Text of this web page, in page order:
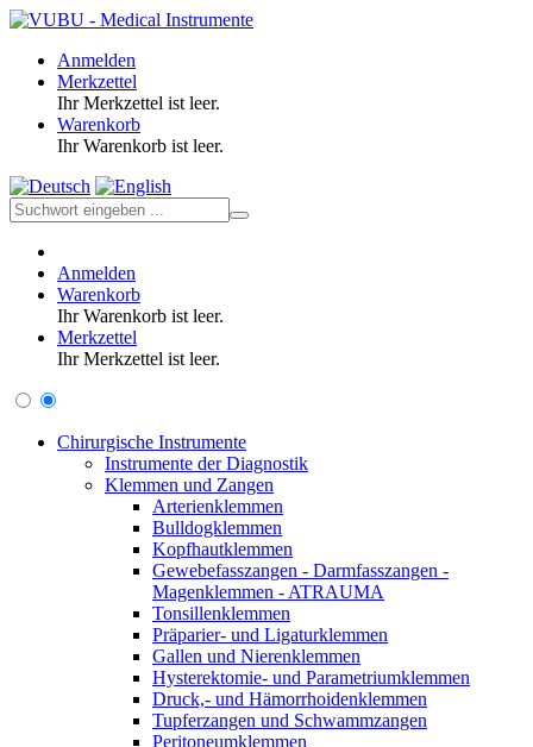
Anmelden
Merkzettel
Ihr Merkzettel ist leer.
Warenkorb
Ihr Warenkorb ist leer.
Anmelden
Warenkorb
Ihr Warenkorb ist leer.
Merkzettel
Ihr Merkzettel ist leer.
Chirurgische Instrumente
Instrumente der Diagnostik
Klemmen und Zangen
Arterienklemmen
Bulldogklemmen
Kopfhautklemmen
Gewebefasszangen - Darmfasszangen -
Magenklemmen - ATRAUMA
Tonsillenklemmen
Präparier- und Ligaturklemmen
Gallen und Nierenklemmen
Hysterektomie- und Parametriumklemmen
Druck,- und Hämorrhoidenklemmen
Tupferzangen und Schwammzangen
Peritoneumklemmen